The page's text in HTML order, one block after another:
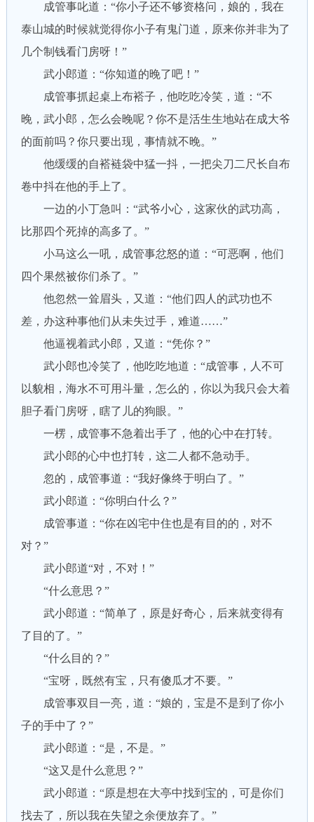
成管事叱道：“你小子还不够资格问，娘的，我在
泰山城的时候就觉得你小子有鬼门道，原来你并非为了
几个制钱看门房呀！”
武小郎道：“你知道的晚了吧！”
成管事抓起桌上布褡子，他吃吃冷笑，道：“不
晚，武小郎，怎么会晚呢？你不是活生生地站在成大爷
的面前吗？你只要出现，事情就不晚。”
他缓缓的自褡裢袋中猛一抖，一把尖刀二尺长自布
卷中抖在他的手上了。
一边的小丁急叫：“武爷小心，这家伙的武功高，
比那四个死掉的高多了。”
小马这么一吼，成管事忿怒的道：“可恶啊，他们
四个果然被你们杀了。”
他忽然一耸眉头，又道：“他们四人的武功也不
差，办这种事他们从未失过手，难道……”
他逼视着武小郎，又道：“凭你？”
武小郎也冷笑了，他吃吃地道：“成管事，人不可
以貌相，海水不可用斗量，怎么的，你以为我只会大着
胆子看门房呀，瞎了儿的狗眼。”
一楞，成管事不急着出手了，他的心中在打转。
武小郎的心中也打转，这二人都不急动手。
忽的，成管事道：“我好像终于明白了。”
武小郎道：“你明白什么？”
成管事道：“你在凶宅中住也是有目的的，对不
对？”
武小郎道“对，不对！”
“什么意思？”
武小郎道：“简单了，原是好奇心，后来就变得有
了目的了。”
“什么目的？”
“宝呀，既然有宝，只有傻瓜才不要。”
成管事双目一亮，道：“娘的，宝是不是到了你小
子的手中了？”
武小郎道：“是，不是。”
“这又是什么意思？”
武小郎道：“原是想在大亭中找到宝的，可是你们
找去了，所以我在失望之余便放弃了。”